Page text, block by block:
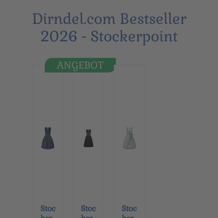
Dirndel.com Bestseller
2026 - Stockerpoint
Stoc
ANGEBOT
Stoc
Stoc